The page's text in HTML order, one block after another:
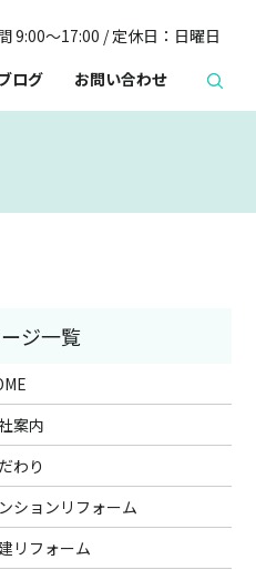
9:00～17:00 / 定休日：日曜日
ログ お問い合わせ
案内
わり
ションリフォーム
リフォーム